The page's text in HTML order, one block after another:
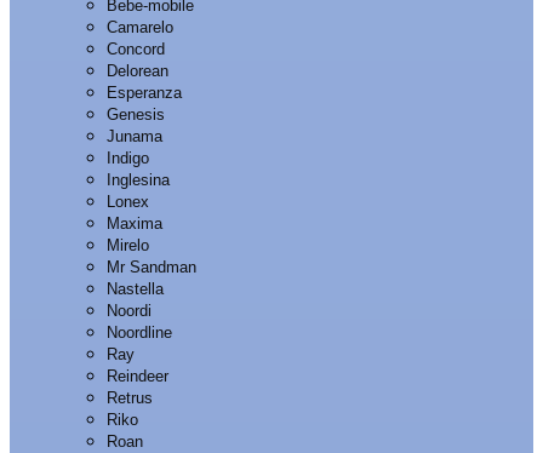
Bebe-mobile
Camarelo
Concord
Delorean
Esperanza
Genesis
Junama
Indigo
Inglesina
Lonex
Maxima
Mirelo
Mr Sandman
Nastella
Noordi
Noordline
Ray
Reindeer
Retrus
Riko
Roan